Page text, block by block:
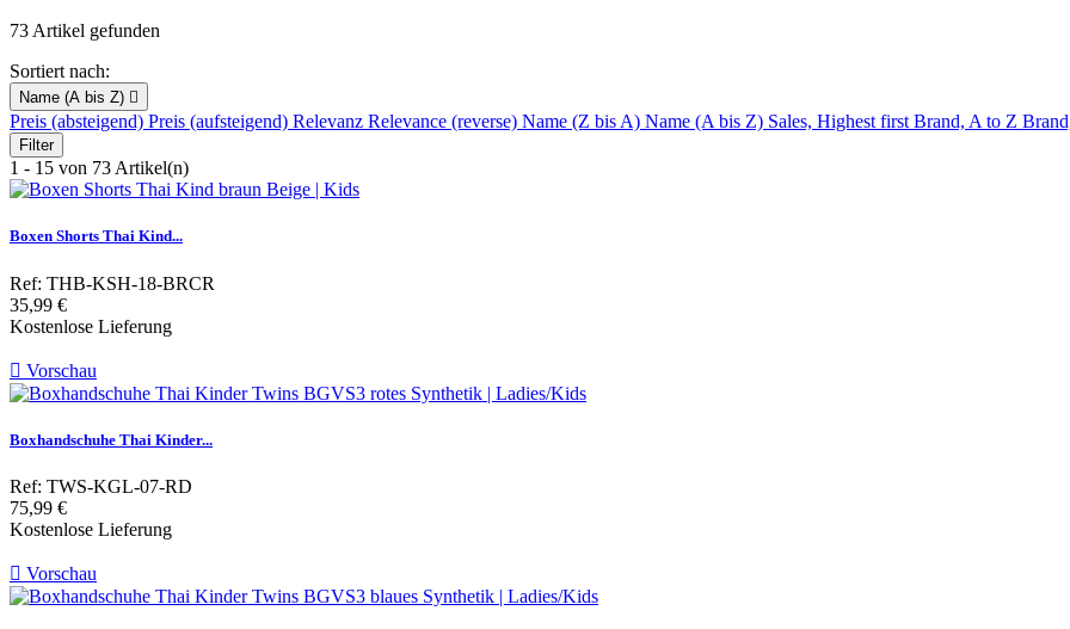
73 Artikel gefunden
Sortiert nach:
Name (A bis Z) 
Preis (absteigend) Preis (aufsteigend) Relevanz Relevance (reverse) Name (Z bis A) Name (A bis Z) Sales, Highest first Brand, A to Z
Filter
1 - 15 von 73 Artikel(n)
Boxen Shorts Thai Kind...
Ref: THB-KSH-18-BRCR
Preis
35,99 €
Kostenlose Lieferung
 Vorschau
Boxhandschuhe Thai Kinder...
Ref: TWS-KGL-07-RD
Preis
75,99 €
Kostenlose Lieferung
 Vorschau